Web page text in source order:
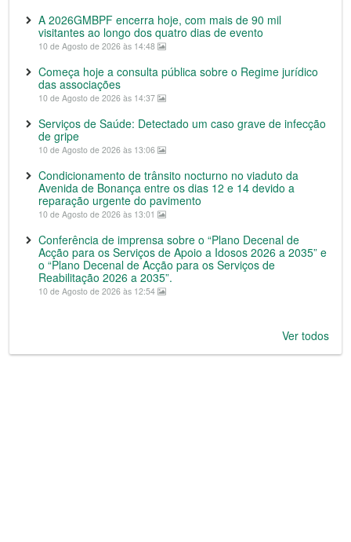
A 2026GMBPF encerra hoje, com mais de 90 mil
visitantes ao longo dos quatro dias de evento
10 de Agosto de 2026 às 14:48
Começa hoje a consulta pública sobre o Regime jurídico
das associações
10 de Agosto de 2026 às 14:37
Serviços de Saúde: Detectado um caso grave de infecção
de gripe
10 de Agosto de 2026 às 13:06
Condicionamento de trânsito nocturno no viaduto da
Avenida de Bonança entre os dias 12 e 14 devido a
reparação urgente do pavimento
10 de Agosto de 2026 às 13:01
Conferência de imprensa sobre o “Plano Decenal de
Acção para os Serviços de Apoio a Idosos 2026 a 2035” e
o “Plano Decenal de Acção para os Serviços de
Reabilitação 2026 a 2035”.
10 de Agosto de 2026 às 12:54
Ver todos